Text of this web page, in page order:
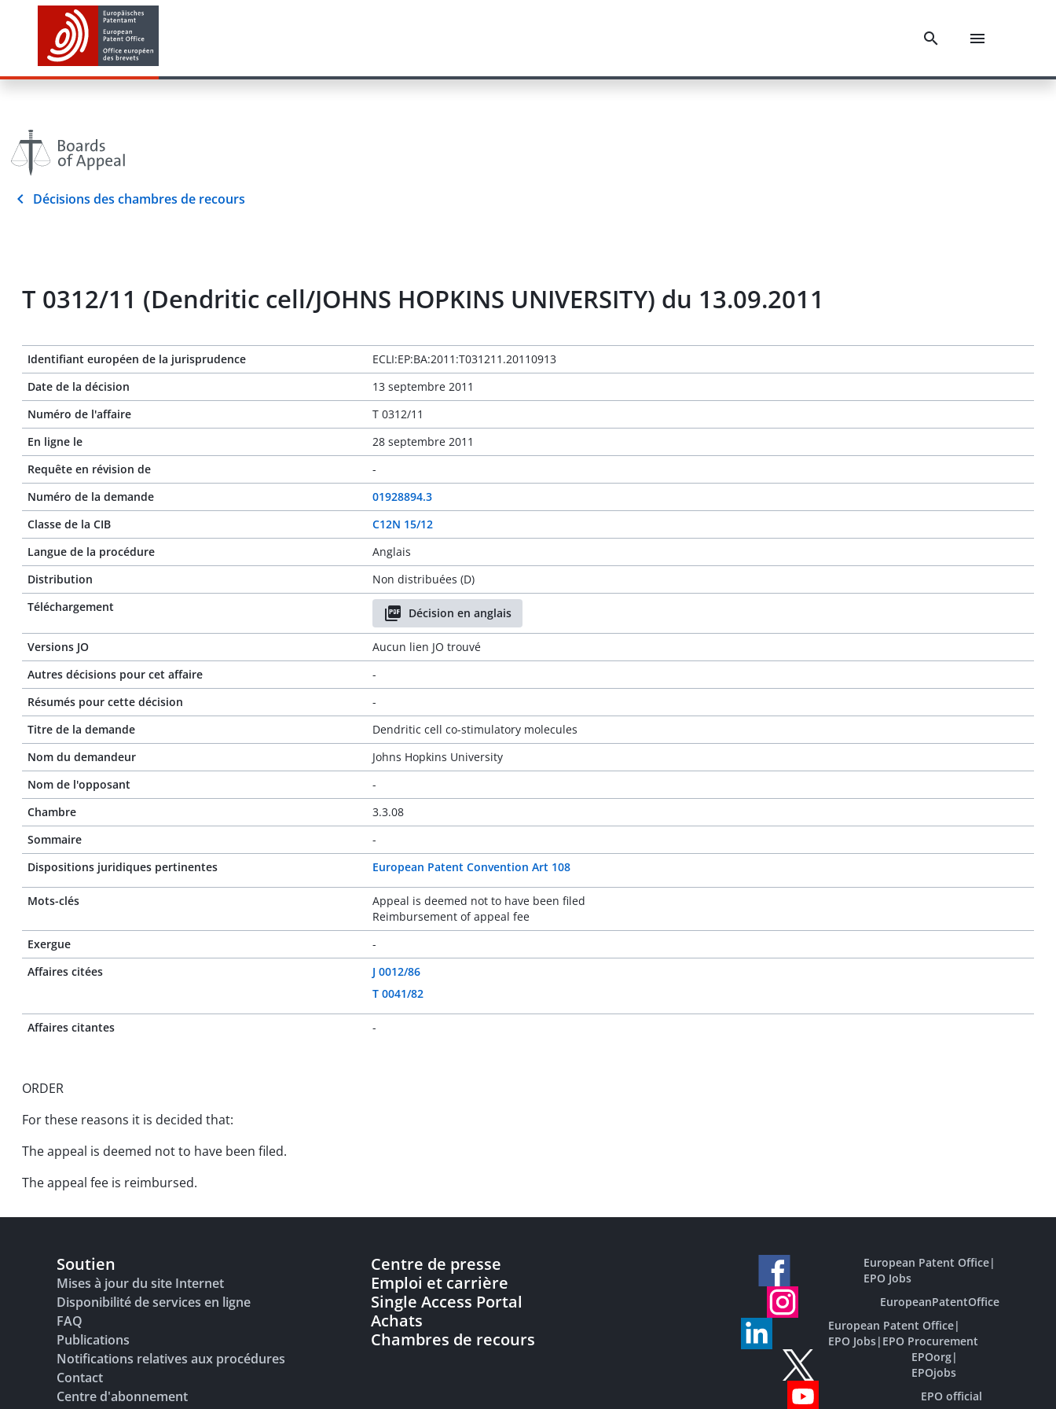
Décisions des chambres de recours
T 0312/11 (Dendritic cell/JOHNS HOPKINS UNIVERSITY) du 13.09.2011
Identifiant européen de la jurisprudence
ECLI:EP:BA:2011:T031211.20110913
Date de la décision
13 septembre 2011
Numéro de l'affaire
T 0312/11
En ligne le
28 septembre 2011
Requête en révision de
-
Numéro de la demande
01928894.3
Classe de la CIB
C12N 15/12
Langue de la procédure
Anglais
Distribution
Non distribuées (D)
Téléchargement
Décision en anglais
Versions JO
Aucun lien JO trouvé
Autres décisions pour cet affaire
-
Résumés pour cette décision
-
Titre de la demande
Dendritic cell co-stimulatory molecules
Nom du demandeur
Johns Hopkins University
Nom de l'opposant
-
Chambre
3.3.08
Sommaire
-
Dispositions juridiques pertinentes
European Patent Convention Art 108
Mots-clés
Appeal is deemed not to have been filed
Reimbursement of appeal fee
Exergue
-
Affaires citées
J 0012/86
T 0041/82
Affaires citantes -
ORDER
For these reasons it is decided that:
The appeal is deemed not to have been filed.
The appeal fee is reimbursed.
Soutien
Mises à jour du site Internet
Disponibilité de services en ligne
FAQ
Publications
Notifications relatives aux procédures
Contact
Centre d'abonnement
Centre de presse
Emploi et carrière
Single Access Portal
Achats
Chambres de recours
European Patent Office|
EPO Jobs
EuropeanPatentOffice
European Patent Office|
EPO Jobs| EPO Procurement
EPOorg|
EPOjobs
EPO official